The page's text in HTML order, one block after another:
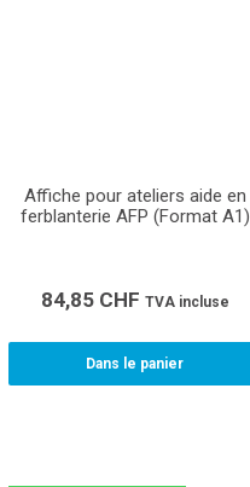
Affiche pour ateliers aide en
ferblanterie AFP (Format A1)
84,85 CHF TVA incluse
Dans le panier